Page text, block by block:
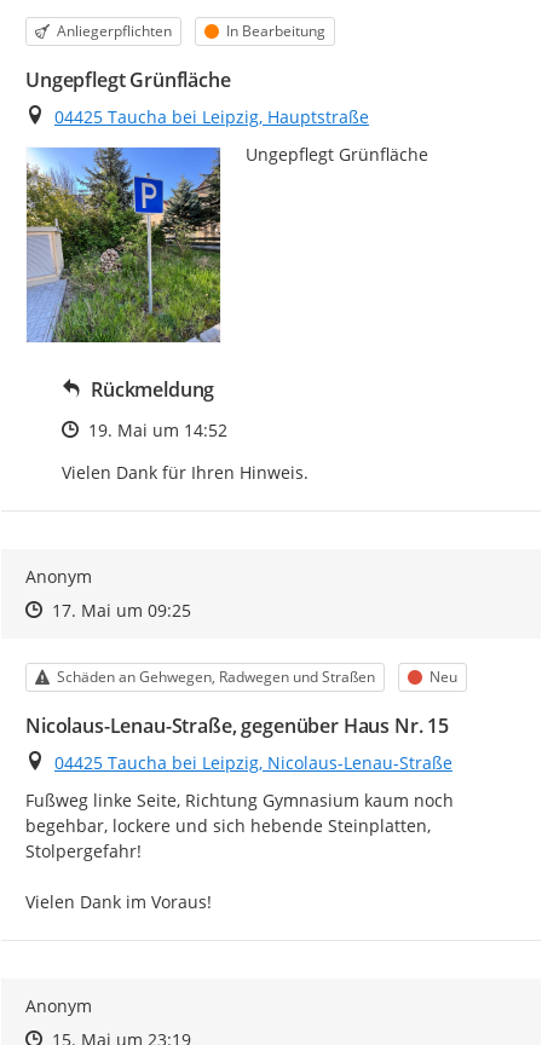
Kategorie
Anliegerpflichten Status
In Bearbeitung
Ungepflegt Grünfläche
Ort
04425 Taucha bei Leipzig, Hauptstraße
Ungepflegt Grünfläche
Rückmeldung
Zeitpunkt des Erstellens
19. Mai um 14:52
Vielen Dank für Ihren Hinweis.
Anonym
Zeitpunkt des Erstellens
Zeitpunkt des Erstellens
17. Mai um 09:25Zur Äußerung
Kategorie
Schäden an Gehwegen, Radwegen und Straßen Status
Neu
Nicolaus-Lenau-Straße, gegenüber Haus Nr. 15
Ort
04425 Taucha bei Leipzig, Nicolaus-Lenau-Straße
Fußweg linke Seite, Richtung Gymnasium kaum noch
begehbar, lockere und sich hebende Steinplatten,
Stolpergefahr!
Vielen Dank im Voraus!
Anonym
Zeitpunkt des Erstellens
Zeitpunkt des Erstellens
15. Mai um 23:19Zur Äußerung